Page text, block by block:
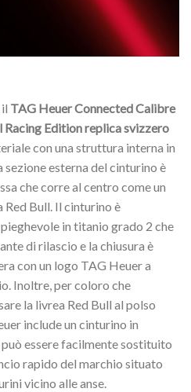
TAG Heuer Connected Calibre
Edition replica svizzero
con una struttura interna in
esterna del cinturino è
che corre al centro come un
Red Bull. Il cinturino è
in titanio grado 2 che
di rilascio e la chiusura è
con un logo TAG Heuer a
Inoltre, per coloro che
la livrea Red Bull al polso
include un cinturino in
essere facilmente sostituito
rapido del marchio situato
vicino alle anse.